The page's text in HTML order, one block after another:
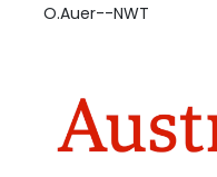
O.Auer--NWT